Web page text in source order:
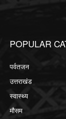
POPULAR
पर्वतजन
उत्तराखंड
स्वास्थ्य
मौसम